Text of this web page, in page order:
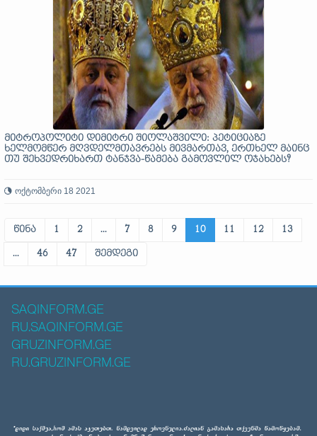
მიტროპოლიტი დიმიტრი შიოლაშვილი: პეტიციაზე
ხელმომწერ მღვდელმთავრებს მივმართავ, ერთხელ მაინც
თუ შეხვედრიხართ ტანჯვა-წამება გამოვლილ ოჯახებს?
ოქტომბერი 18 2021
წინა 1 2 ... 7 8 9 10 11 12 13
... 46 47 შემდეგი
SAQINFORM.GE
RU.SAQINFORM.GE
GRUZINFORM.GE
RU.GRUZINFORM.GE